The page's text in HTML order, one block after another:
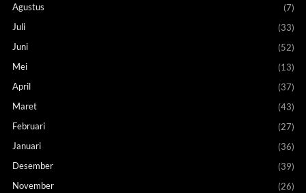
Agustus
(7)
Juli
(33)
Juni
(52)
Mei
(13)
April
(37)
Maret
(43)
Februari
(27)
Januari
(36)
Desember
(39)
November
(26)